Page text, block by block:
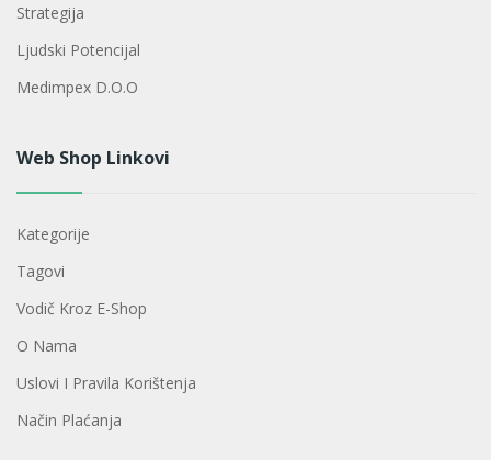
Strategija
Ljudski Potencijal
Medimpex D.o.o
Web Shop Linkovi
Kategorije
Tagovi
Vodič Kroz E-Shop
O Nama
Uslovi I Pravila Korištenja
Način Plaćanja